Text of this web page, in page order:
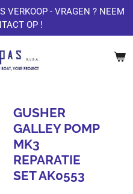
VERKOOP - VRAGEN ? NEEM
OP !
GUSHER
GALLEY POMP
MK3
REPARATIE
SET AK0553